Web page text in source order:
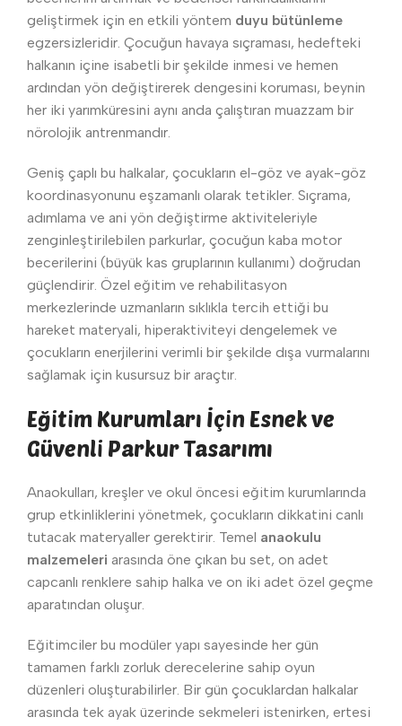
geliştirmek için en etkili yöntem duyu bütünleme
egzersizleridir. Çocuğun havaya sıçraması, hedefteki
halkanın içine isabetli bir şekilde inmesi ve hemen
ardından yön değiştirerek dengesini koruması, beynin
her iki yarımküresini aynı anda çalıştıran muazzam bir
nörolojik antrenmandır.
Geniş çaplı bu halkalar, çocukların el-göz ve ayak-göz
koordinasyonunu eşzamanlı olarak tetikler. Sıçrama,
adımlama ve ani yön değiştirme aktiviteleriyle
zenginleştirilebilen parkurlar, çocuğun kaba motor
becerilerini (büyük kas gruplarının kullanımı) doğrudan
güçlendirir. Özel eğitim ve rehabilitasyon
merkezlerinde uzmanların sıklıkla tercih ettiği bu
hareket materyali, hiperaktiviteyi dengelemek ve
çocukların enerjilerini verimli bir şekilde dışa vurmalarını
sağlamak için kusursuz bir araçtır.
Eğitim Kurumları İçin Esnek ve
Güvenli Parkur Tasarımı
Anaokulları, kreşler ve okul öncesi eğitim kurumlarında
grup etkinliklerini yönetmek, çocukların dikkatini canlı
tutacak materyaller gerektirir. Temel anaokulu
malzemeleri arasında öne çıkan bu set, on adet
capcanlı renklere sahip halka ve on iki adet özel geçme
aparatından oluşur.
Eğitimciler bu modüler yapı sayesinde her gün
tamamen farklı zorluk derecelerine sahip oyun
düzenleri oluşturabilirler. Bir gün çocuklardan halkalar
arasında tek ayak üzerinde sekmeleri istenirken, ertesi